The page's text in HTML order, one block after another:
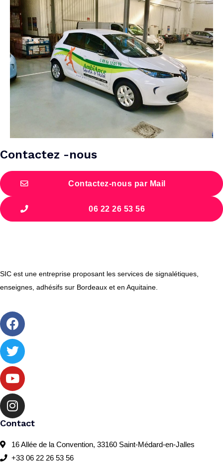
Contactez -nous
Contactez-nous par Mail
06 22 26 53 56
SIC est une entreprise proposant les services de signalétiques,
enseignes, adhésifs sur Bordeaux et en Aquitaine.
Contact
16 Allée de la Convention, 33160 Saint-Médard-en-Jalles
+33 06 22 26 53 56